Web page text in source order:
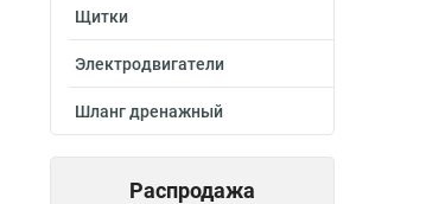
Щитки
Электродвигатели
Шланг дренажный
Распродажа